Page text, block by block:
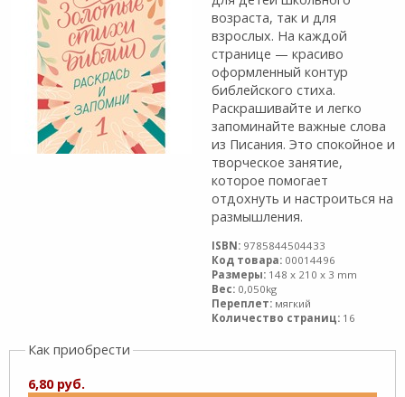
возраста, так и для
взрослых. На каждой
странице — красиво
оформленный контур
библейского стиха.
Раскрашивайте и легко
запоминайте важные слова
из Писания. Это спокойное и
творческое занятие,
которое помогает
отдохнуть и настроиться на
размышления.
ISBN: 9785844504433
Код товара: 00014496
Размеры: 148 x 210 x 3 mm
Вес: 0,050kg
Переплет: мягкий
Количество страниц: 16
Как приобрести
6,80 руб.